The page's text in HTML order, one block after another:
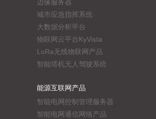
边缘服务器
城市应急指挥系统
大数据分析平台
物联网云平台KyVista
LoRa无线物联网产品
智能塔机无人驾驶系统
能源互联网产品
智能电网控制管理服务器
智能电网通信网络产品